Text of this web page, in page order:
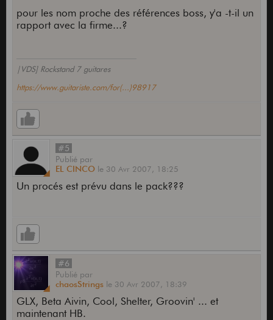
pour les nom proche des références boss, y'a -t-il un
rapport avec la firme...?
|VDS] Rockstand 7 guitares
https://www.guitariste.com/for(...)98917
#5
Publié par
EL CINCO le 30 Avr 2007, 18:25
Un procés est prévu dans le pack???
#6
Publié par
chaosStrings le 30 Avr 2007, 18:39
GLX, Beta Aivin, Cool, Shelter, Groovin' ... et
maintenant HB.